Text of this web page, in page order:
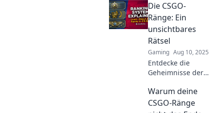
erobere die
Online-Domäne!
Tipps, Strategien
und Insights, die
dich zum Sieg
führen!
Die CSGO-
Ränge: Ein
unsichtbares
Rätsel
Gaming Aug 10, 2025
Entdecke die
Geheimnisse der
Enthülle das
unsichtbare Rätsel
Warum deine
CSGO-Ränge